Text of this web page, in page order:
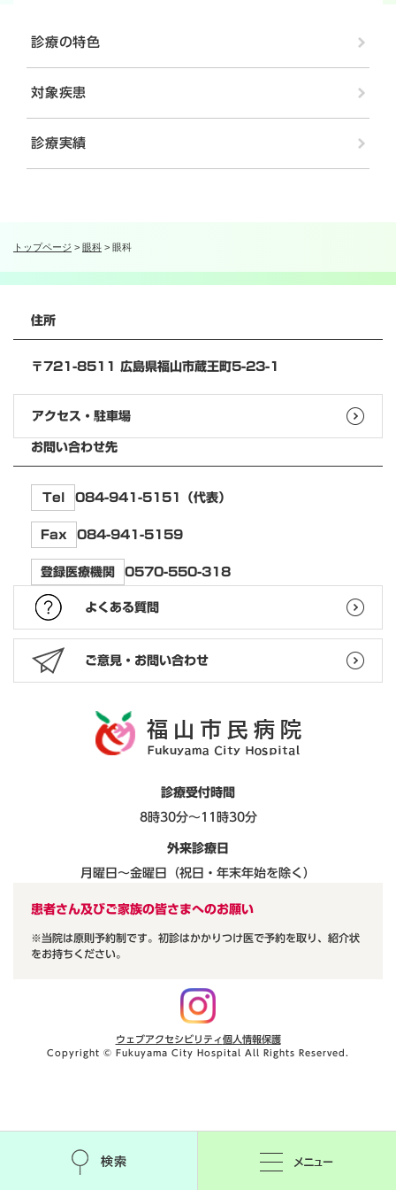
トップページ > 眼科 > 眼科
診療の特色
対象疾患
診療実績
住所
〒721-8511 広島県福山市蔵王町5-23-1
アクセス・駐車場
お問い合わせ先
Tel 084-941-5151（代表）
Fax 084-941-5159
登録医療機関 0570-550-318
よくある質問
ご意見・お問い合わせ
診療受付時間
8時30分～11時30分
外来診療日
月曜日～金曜日（祝日・年末年始を除く）
患者さん及びご家族の皆さまへのお願い
※当院は原則予約制です。初診はかかりつけ医で予約を取り、紹介状
をお持ちください。
ウェブアクセシビリティ個人情報保護
Copyright © Fukuyama City Hospital All Rights Reserved.